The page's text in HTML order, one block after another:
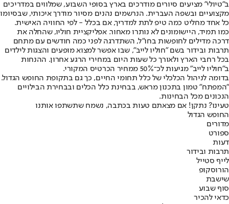
ב"טיולי" מציעים סיורים מודרכים בארץ בסופי השבוע, שמלווים במדריכים
מקצועיים ובשפה העברית. הנרשמים נהנים מסיור מודרך איכותי, שבסיומו
כל אחד מחליט כמה טיפ לתת למדריך, אם בכלל - לפי החוויה האישית.
כמו תמיד, היישומונים לא נותרו מאחור. אפליקציית חוליו, שהחלה את
דרכה מדילים לחופשות בחו"ל, השתדרגה לפני כמה חודשים עם מתחם
תרבות ובידור בשם "חוליו לייב", שבו אפשר למצוא מופעים והצגות לילדים
בכל רחבי הארץ ולאורך כל שעות היום במחירי הרגע אחרון. ההנחות
ב"חוליו לייב" מגיעות לכ־50% ממחיר הכרטיס המקורי.
בדומה לניהול הכלכלי של כלל תחומי החיים, כך גם בתקופת החופש הגדול.
"המפתח" טמון בתכנון מראש, בבחינת כלל הכלים ובבחירת הבילויים
הנכונים מכל הבחינות.
טעינו? נתקן! אם מצאתם טעות בכתבה, נשמח שתשתפו אותנו
החופש הגדול
מדורים
ספורט
דעות
תרבות ובידור
לייף סטייל
הורוסקופ
שישבת
סוף שבוע
כדאי להכיר